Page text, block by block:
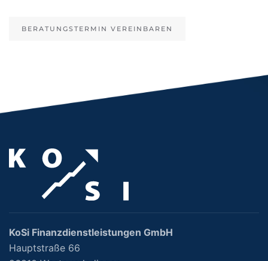
BERATUNGSTERMIN VEREINBAREN
KoSi Finanzdienstleistungen GmbH
Hauptstraße 66